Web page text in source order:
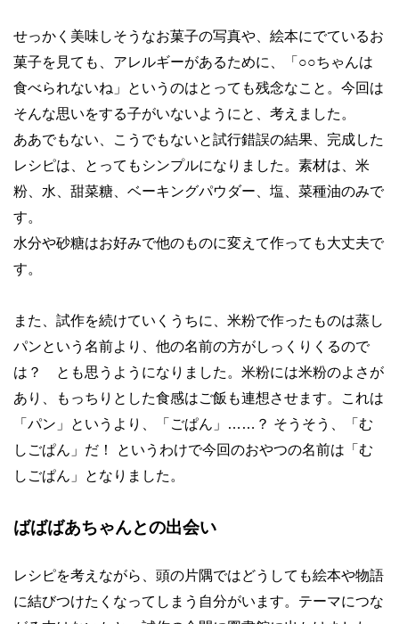
せっかく美味しそうなお菓子の写真や、絵本にでているお
菓子を見ても、アレルギーがあるために、「○○ちゃんは
食べられないね」というのはとっても残念なこと。今回は
そんな思いをする子がいないようにと、考えました。
ああでもない、こうでもないと試行錯誤の結果、完成した
レシピは、とってもシンプルになりました。素材は、米
粉、水、甜菜糖、ベーキングパウダー、塩、菜種油のみで
す。
水分や砂糖はお好みで他のものに変えて作っても大丈夫で
す。
また、試作を続けていくうちに、米粉で作ったものは蒸し
パンという名前より、他の名前の方がしっくりくるので
は？ とも思うようになりました。米粉には米粉のよさが
あり、もっちりとした食感はご飯も連想させます。これは
「パン」というより、「ごぱん」
…… ？ そうそう、「む
しごぱん」だ！
というわけで今回のおやつの名前は「む
しごぱん」となりました。
ばばばあちゃんとの出会い
レシピを考えながら、頭の片隅ではどうしても絵本や物語
に結びつけたくなってしまう自分がいます。テーマにつな